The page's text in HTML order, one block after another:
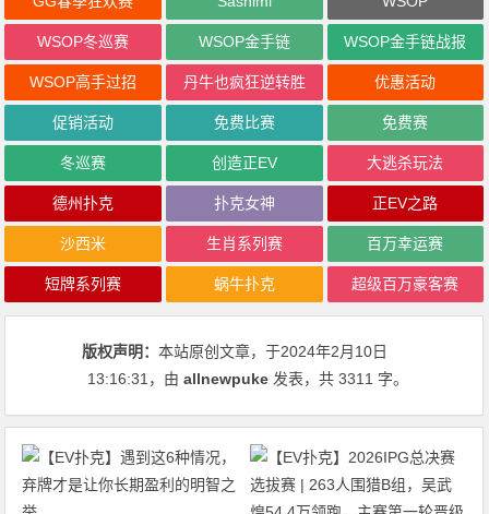
WSOP冬巡赛 WSOP金手链 WSOP金手链战报
WSOP高手过招 丹牛也疯狂逆转胜 优惠活动
促销活动 免费比赛 免费赛
冬巡赛 创造正EV 大逃杀玩法
德州扑克 扑克女神 正EV之路
沙西米 生肖系列赛 百万幸运赛
短牌系列赛 蜗牛扑克 超级百万豪客赛
版权声明：本站原创文章，于2024年2月10日
13:16:31 ，由allnewpuke 发表，共 3311 字。